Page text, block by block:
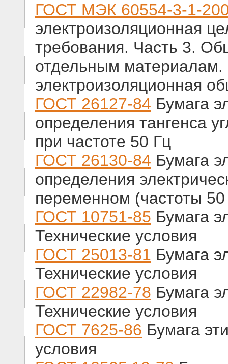
ГОСТ МЭК 60554-3-1-
электроизоляционная
требования. Часть 3.
отдельным материалам.
электроизоляционная
ГОСТ 26127-84 Бумага
определения тангенса
при частоте 50 Гц
ГОСТ 26130-84 Бумага
определения
переменном (частоты
ГОСТ 10751-85 Бумага
Технические условия
ГОСТ 25013-81 Бумага
Технические условия
ГОСТ 22982-78 Бумага
Технические условия
ГОСТ 7625-86 Бумага
условия